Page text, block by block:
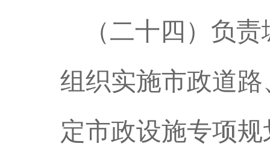
（二十四）负
组织实施市政道
定市政设施专项